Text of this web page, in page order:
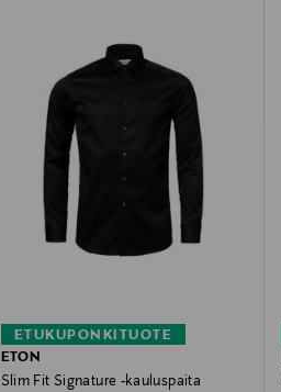
ETUKUPONKITUOTE
ETON
Slim Fit Signature -kauluspaita